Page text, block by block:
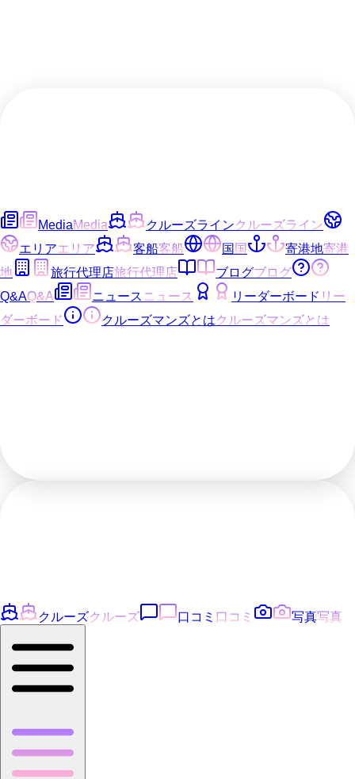
MediaMedia クルーズラインクルーズライン
エリアエリア 客船客船 国国 寄港地寄港
地
旅行代理店旅行代理店 ブログブログ
Q&AQ&A ニュース ニュース リーダーボード リー
ダーボード
クルーズマンズとはクルーズマンズとは
クルーズクルーズ 口コミ 口コミ 写真写真